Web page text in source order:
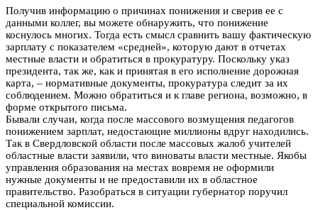
Получив информацию о причинах понижения и сверив ее с
данными коллег, вы можете обнаружить, что понижение
коснулось многих. Тогда есть смысл сравнить вашу фактическую
зарплату с показателем «средней», которую дают в отчетах
местные власти и обратиться в прокуратуру. Поскольку указ
президента, так же, как и принятая в его исполнение дорожная
карта, – нормативные документы, прокуратура следит за их
соблюдением. Можно обратиться и к главе региона, возможно, в
форме открытого письма.
Бывали случаи, когда после массового возмущения педагогов
понижением зарплат, недостающие миллионы вдруг находились.
Так в Свердловской области после массовых жалоб учителей
областные власти заявили, что виноваты власти местные. Якобы
управления образования на местах вовремя не оформили
нужные документы и не предоставили их в областное
правительство. Разобраться в ситуации губернатор поручил
специальной комиссии.